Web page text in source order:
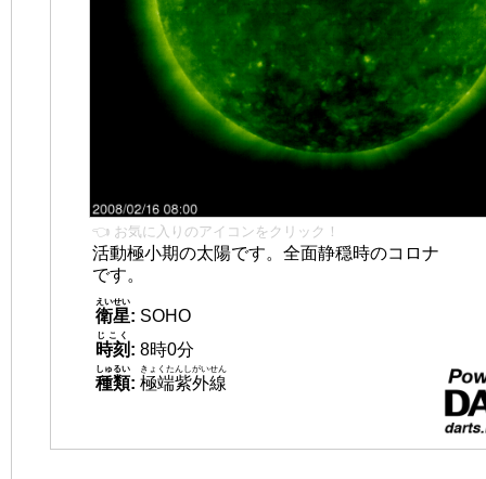
👈 お気に入りのアイコンをクリック！
活動極小期の太陽です。全面静穏時のコロナ
です。
衛星
えいせい
: SOHO
時刻
じこく
: 8時0分
種類
しゅるい
: 極端紫外線
きょくたんしがいせん